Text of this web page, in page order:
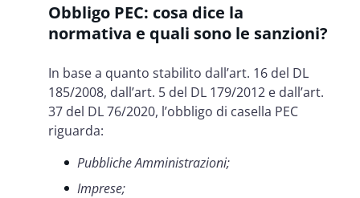
Obbligo PEC: cosa dice la
normativa e quali sono le sanzioni?
In base a quanto stabilito dall’art. 16 del DL
185/2008, dall’art. 5 del DL 179/2012 e dall’art.
37 del DL 76/2020, l’obbligo di casella PEC
riguarda:
Pubbliche Amministrazioni;
Imprese;